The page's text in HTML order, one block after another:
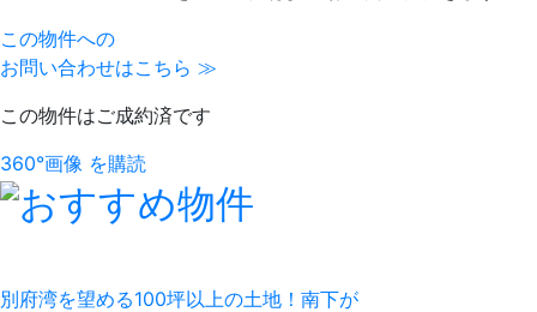
この物件への
お問い合わせはこちら ≫
この物件はご成約済です
360°画像 を購読
別府湾を望める100坪以上の土地！南下が